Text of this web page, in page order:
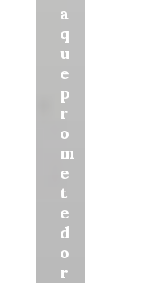
a
q
u
e
p
r
o
m
e
t
e
d
o
r